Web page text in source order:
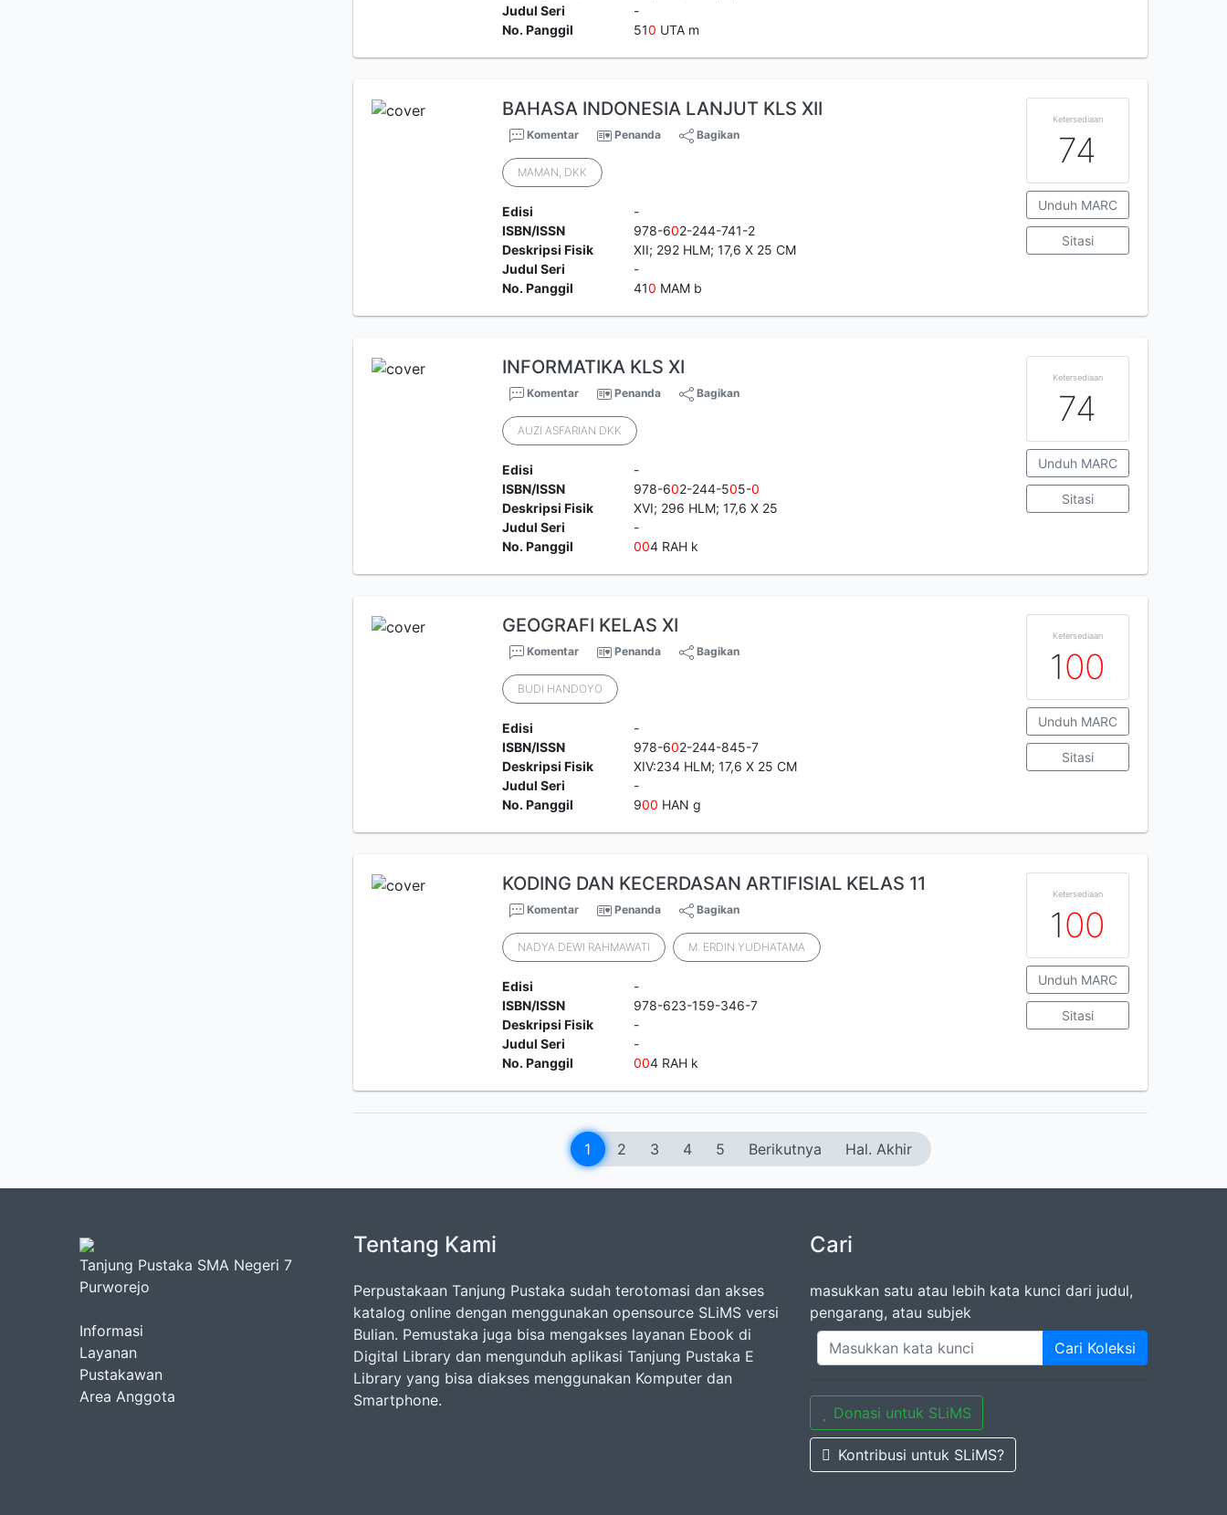
Judul Seri
-
No. Panggil
510 UTA m
BAHASA INDONESIA LANJUT KLS XII
Komentar Penanda Bagikan
MAMAN, DKK
Edisi
-
ISBN/ISSN
978-602-244-741-2
Deskripsi Fisik
XII; 292 HLM; 17,6 X 25 CM
Judul Seri
-
No. Panggil
410 MAM b
Ketersediaan
74
Unduh MARC
Sitasi
INFORMATIKA KLS XI
Komentar Penanda Bagikan
AUZI ASFARIAN DKK
Edisi
-
ISBN/ISSN
978-602-244-505-0
Deskripsi Fisik
XVI; 296 HLM; 17,6 X 25
Judul Seri
-
No. Panggil
004 RAH k
Ketersediaan
74
Unduh MARC
Sitasi
GEOGRAFI KELAS XI
Komentar Penanda Bagikan
BUDI HANDOYO
Edisi
-
ISBN/ISSN
978-602-244-845-7
Deskripsi Fisik
XIV:234 HLM; 17,6 X 25 CM
Judul Seri
-
No. Panggil
900 HAN g
Ketersediaan
100
Unduh MARC
Sitasi
KODING DAN KECERDASAN ARTIFISIAL KELAS 11
Komentar Penanda Bagikan
NADYA DEWI RAHMAWATI M. ERDIN YUDHATAMA
Edisi
-
ISBN/ISSN
978-623-159-346-7
Deskripsi Fisik
-
Judul Seri
-
No. Panggil
004 RAH k
Ketersediaan
100
Unduh MARC
Sitasi
1 2 3 4 5 Berikutnya Hal. Akhir
Tanjung Pustaka SMA Negeri 7
Purworejo
Informasi
Layanan
Pustakawan
Area Anggota
Tentang Kami
Perpustakaan Tanjung Pustaka sudah terotomasi dan akses
katalog online dengan menggunakan opensource SLiMS versi
Bulian. Pemustaka juga bisa mengakses layanan Ebook di
Digital Library dan mengunduh aplikasi Tanjung Pustaka E
Library yang bisa diakses menggunakan Komputer dan
Smartphone.
Cari
masukkan satu atau lebih kata kunci dari judul,
pengarang, atau subjek
Cari Koleksi
Donasi untuk SLiMS
Kontribusi untuk SLiMS?